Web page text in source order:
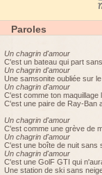
Paroles
Un chagrin d'amour
C'est un bateau qui part
Un chagrin d'amour
Une samsonite oubliée sur
Un chagrin d'amour
C'est comme ton maquillage
C'est une paire de Ray-Ban
Un chagrin d'amour
C'est comme une grève de
Un chagrin d'amour
C'est une boîte de nuit sans
Un chagrin d'amour
C'est une GolF GTI qui
Une station de ski sans